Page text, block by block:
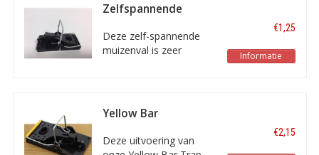
Zelfspannende
muizenval
Deze zelf-spannende
muizenval is zeer
€1,25
Informatie
Yellow Bar
rattenklem
Deze uitvoering van
€2,15